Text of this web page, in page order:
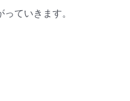
ていきます。